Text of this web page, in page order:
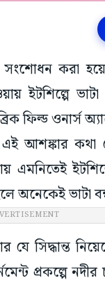
সংশোধন করা
ইটশিল্পে
ফিল্ড ওনার্স
আশঙ্কার
অনেকেই ভাটা
সিদ্ধান্ত
প্রকল্পে নদীর